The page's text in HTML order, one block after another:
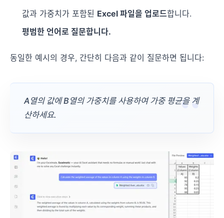
값과 가중치가 포함된 Excel 파일을 업로드합니다.
평범한 언어로 질문합니다.
동일한 예시의 경우, 간단히 다음과 같이 질문하면 됩니다:
A열의 값에 B열의 가중치를 사용하여 가중 평균을 계
산하세요.